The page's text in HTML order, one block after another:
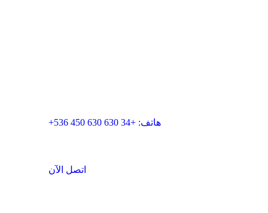
هاتف: +34 630 630 450 536+
اتصل الآن